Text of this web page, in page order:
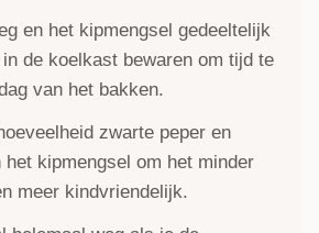
en het kipmengsel gedeeltelijk
de koelkast bewaren om tijd te
van het bakken.
zwarte peper en
het kipmengsel om het minder
meer kindvriendelijk.